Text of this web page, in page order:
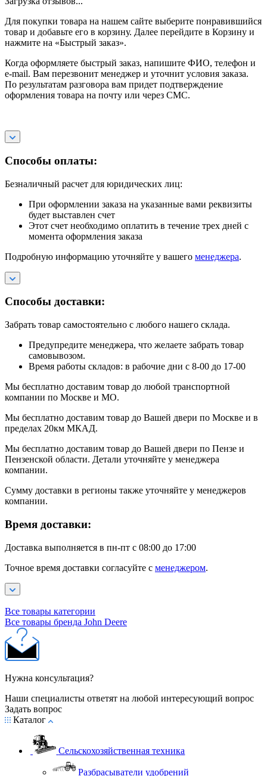
Для покупки товара на нашем сайте выберите понравившийся
товар и добавьте его в корзину. Далее перейдите в Корзину и
нажмите на «Быстрый заказ».
Когда оформляете быстрый заказ, напишите ФИО, телефон и
e-mail. Вам перезвонит менеджер и уточнит условия заказа.
По результатам разговора вам придет подтверждение
оформления товара на почту или через СМС.
Способы оплаты:
Безналичный расчет для юридических лиц:
При оформлении заказа на указанные вами реквизиты
будет выставлен счет
Этот счет необходимо оплатить в течение трех дней с
момента оформления заказа
Подробную информацию уточняйте у вашего менеджера.
Способы доставки:
Забрать товар самостоятельно с любого нашего склада.
Предупредите менеджера, что желаете забрать товар
самовывозом.
Время работы складов: в рабочие дни с 8-00 до 17-00
Мы бесплатно доставим товар до любой транспортной
компании по Москве и МО.
Мы бесплатно доставим товар до Вашей двери по Москве и в
пределах 20км МКАД.
Мы бесплатно доставим товар до Вашей двери по Пензе и
Пензенской области. Детали уточняйте у менеджера
компании.
Сумму доставки в регионы также уточняйте у менеджеров
компании.
Время доставки:
Доставка выполняется в пн-пт с 08:00 до 17:00
Точное время доставки согласуйте с менеджером.
Все товары категории
Все товары бренда John Deere
Нужна консультация?
Наши специалисты ответят на любой интересующий вопрос
Задать вопрос
Каталог
Сельскохозяйственная техника
Разбрасыватели удобрений